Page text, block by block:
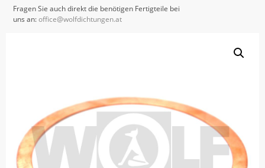
Fragen Sie auch direkt die benötigen Fertigteile bei
uns an:office@wolfdichtungen.at